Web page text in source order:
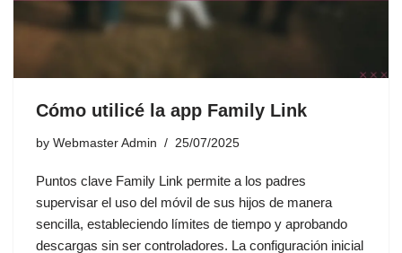
Cómo utilicé la app Family Link
by Webmaster Admin 25/07/2025
Puntos clave Family Link permite a los padres
supervisar el uso del móvil de sus hijos de manera
sencilla, estableciendo límites de tiempo y aprobando
descargas sin ser controladores. La configuración inicial